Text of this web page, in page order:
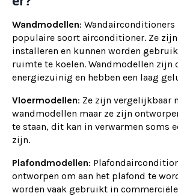
Wandmodellen:
populaire soort airconditioner. Ze
installeren en kunnen worden
ruimte te koelen. Wandmodellen zijn
energiezuinig en hebben een laag
Vloermodellen: Ze zijn vergelijkbaar
wandmodellen maar ze zijn
te staan, dit kan in verwarmen soms
zijn.
Plafondmodellen:
ontworpen om aan het plafond te
worden vaak gebruikt in